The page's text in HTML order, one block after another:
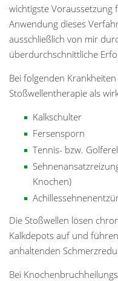
wichtigste Voraussetzung
Anwendung dieses
ausschließlich von mir
überdurchschnittliche
Bei folgenden
Stoßwellentherapie als
Kalkschulter
Fersensporn
Tennis- bzw.
Knochen)
Die Stoßwellen lösen
Kalkdepots auf und
anhaltenden
Bei